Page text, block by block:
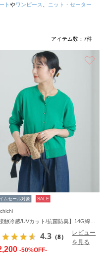
ト やワンピース
ニット・セーター
アイテム数： 7件
ムセール対象 SALE
4.3 （8）
レビュー
を見る
-50%OFF-